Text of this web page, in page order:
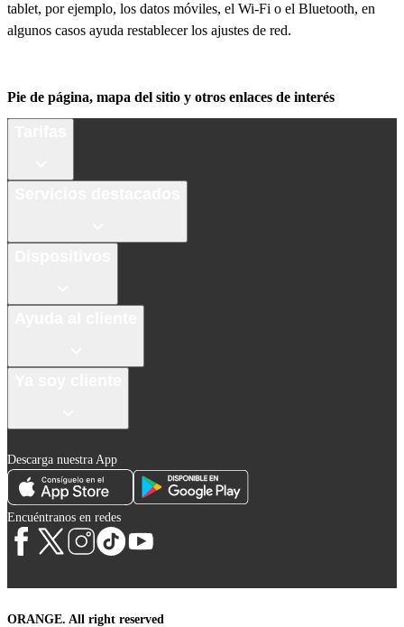
tablet, por ejemplo, los datos móviles, el Wi-Fi o el Bluetooth, en
algunos casos ayuda restablecer los ajustes de red.
Pie de página, mapa del sitio y otros enlaces de interés
Descarga nuestra App
Encuéntranos en redes
ORANGE. All right reserved